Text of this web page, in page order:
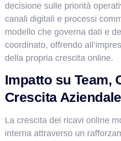
decisione sulle priorità
canali digitali e processi
modello che governa dati e
coordinato, offrendo
della propria crescita online.
Impatto su Team,
Crescita Aziendale
La crescita dei ricavi online
interna attraverso un